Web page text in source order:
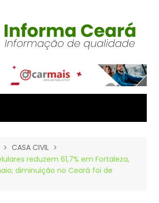
CASA CIVIL
reduzem 61,7% em Fortaleza,
diminuição no Ceará foi de